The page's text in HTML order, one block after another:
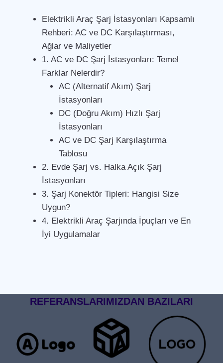
Elektrikli Araç Şarj İstasyonları Kapsamlı
Rehberi: AC ve DC Karşılaştırması,
Ağlar ve Maliyetler
1. AC ve DC Şarj İstasyonları: Temel
Farklar Nelerdir?
AC (Alternatif Akım) Şarj
İstasyonları
DC (Doğru Akım) Hızlı Şarj
İstasyonları
AC ve DC Şarj Karşılaştırma
Tablosu
2. Evde Şarj vs. Halka Açık Şarj
İstasyonları
3. Şarj Konektör Tipleri: Hangisi Size
Uygun?
4. Elektrikli Araç Şarjında İpuçları ve En
İyi Uygulamalar
REFERANSLARIMIZDAN BAZILARI